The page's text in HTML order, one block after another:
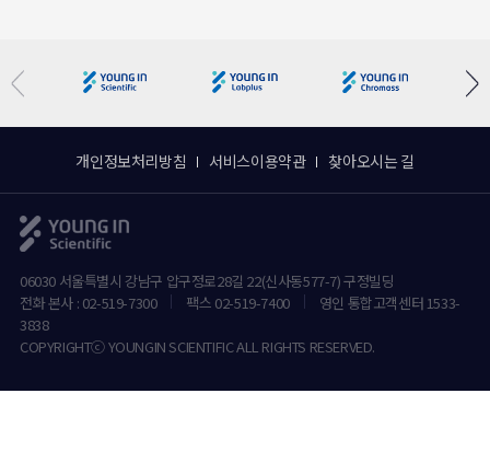
개인정보처리방침 서비스이용약관 찾아오시는 길
06030 서울특별시 강남구 압구정로28길 22(신사동577-7) 구정빌딩
전화 본사 : 02-519-7300
팩스 02-519-7400
영인 통합고객센터 1533-
3838
COPYRIGHTⓒ YOUNGIN SCIENTIFIC ALL RIGHTS RESERVED.